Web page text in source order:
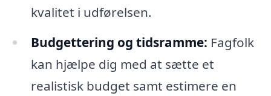
kvalitet i udførelsen.
Budgettering og tidsramme: Fagfolk
kan hjælpe dig med at sætte et
realistisk budget samt estimere en